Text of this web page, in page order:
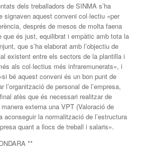
dels treballadors de SINMA s’ha
signaven aquest conveni col·lectiu «per
després de mesos de molta faena
que és just, equilibrat i empàtic amb tota la
que s’ha elaborat amb l’objectiu de
existent entre els sectors de la plantilla i
als col·lectius més infraremunerats», i
bé aquest conveni és un bon punt de
l’organització de personal de l’empresa,
atès que és necessari realitzar de
externa una VPT (Valoració de
aconseguir la normalització de l’estructura
quant a llocs de treball i salaris».
**